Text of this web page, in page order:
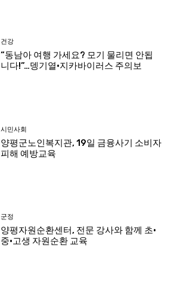
건강
“동남아 여행 가세요? 모기 물리면 안됩
니다!”…뎅기열·지카바이러스 주의보
시민사회
양평군노인복지관, 19일 금융사기 소비자
피해 예방교육
군정
양평자원순환센터, 전문 강사와 함께 초·
중·고생 자원순환 교육